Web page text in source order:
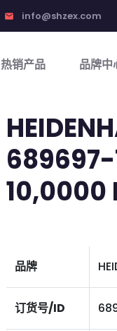
email info@shzex.com
热销产品 品牌中
689697-
10,0000
品牌
订货号/ID